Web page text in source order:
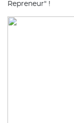
Repreneur" !